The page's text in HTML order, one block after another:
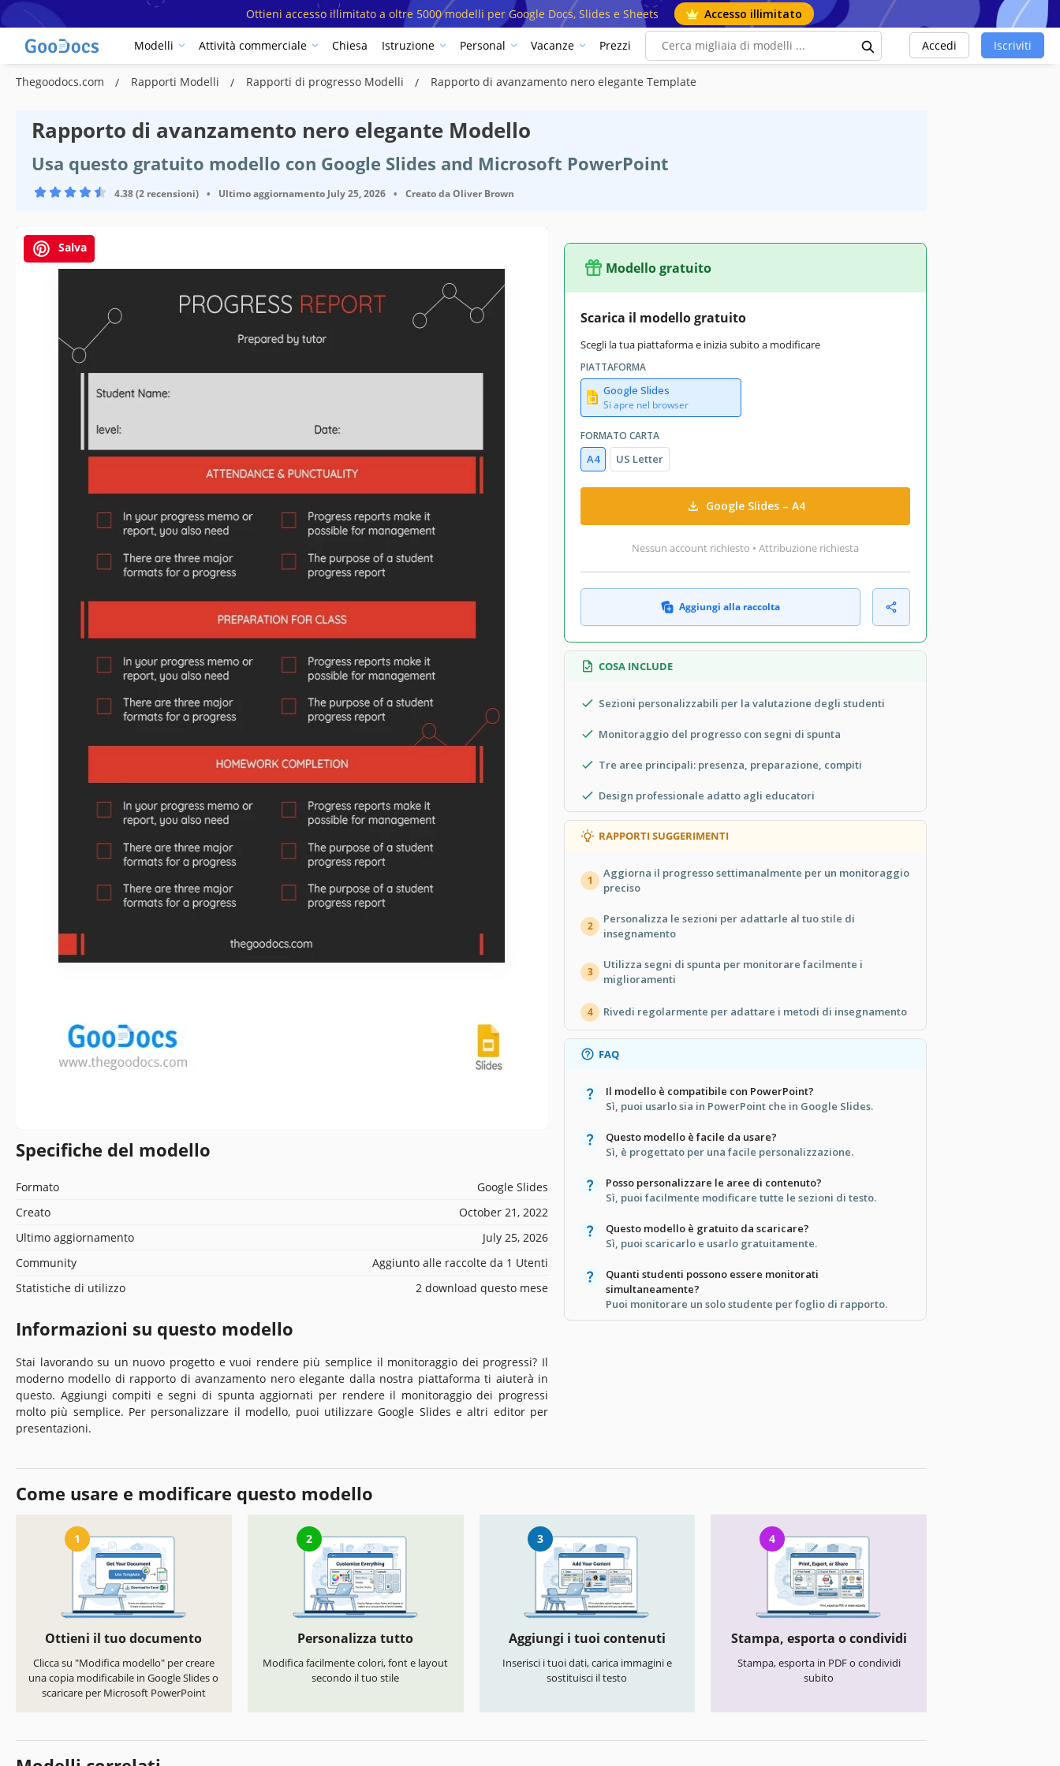
Ottieni accesso illimitato a oltre 5000 modelli per Google Docs, Slides e Sheets Accesso illimitato
Modelli Attività commerciale Chiesa Istruzione Personal Vacanze Prezzi Accedi Iscriviti
Thegoodocs.com Rapporti Modelli Rapporti di progresso Modelli Rapporto di avanzamento nero elegante Template
Rapporto di avanzamento nero elegante Modello
Usa questo gratuito modello con Google Slides and Microsoft PowerPoint
4.38 (2 recensioni) • Ultimo aggiornamento July 25, 2026 • Creato daOliver Brown
Salva
Specifiche del modello
Formato
Google Slides
Creato
October 21, 2022
Ultimo aggiornamento
July 25, 2026
Community
Aggiunto alle raccolte da 1 Utenti
Statistiche di utilizzo
2 download questo mese
Informazioni su questo modello
Stai lavorando su un nuovo progetto e vuoi rendere più semplice il monitoraggio dei progressi? Il
moderno modello di rapporto di avanzamento nero elegante dalla nostra piattaforma ti aiuterà in
questo. Aggiungi compiti e segni di spunta aggiornati per rendere il monitoraggio dei progressi
molto più semplice. Per personalizzare il modello, puoi utilizzare Google Slides e altri editor per
presentazioni.
Modello gratuito
Scarica il modello gratuito
Scegli la tua piattaforma e inizia subito a modificare
PIATTAFORMA
Google Slides
Si apre nel browser
FORMATO CARTA
A4 US Letter
Google Slides – A4
Nessun account richiesto • Attribuzione richiesta
Aggiungi alla raccolta
COSA INCLUDE
Sezioni personalizzabili per la valutazione degli studenti
Monitoraggio del progresso con segni di spunta
Tre aree principali: presenza, preparazione, compiti
Design professionale adatto agli educatori
RAPPORTI SUGGERIMENTI
1
Aggiorna il progresso settimanalmente per un monitoraggio
preciso
2
Personalizza le sezioni per adattarle al tuo stile di
insegnamento
3
Utilizza segni di spunta per monitorare facilmente i
miglioramenti
4 Rivedi regolarmente per adattare i metodi di insegnamento
FAQ
Il modello è compatibile con PowerPoint?
Sì, puoi usarlo sia in PowerPoint che in Google Slides.
Questo modello è facile da usare?
Sì, è progettato per una facile personalizzazione.
Posso personalizzare le aree di contenuto?
Sì, puoi facilmente modificare tutte le sezioni di testo.
Questo modello è gratuito da scaricare?
Sì, puoi scaricarlo e usarlo gratuitamente.
Quanti studenti possono essere monitorati
simultaneamente?
Puoi monitorare un solo studente per foglio di rapporto.
Come usare e modificare questo modello
1
Ottieni il tuo documento
Clicca su "Modifica modello" per creare
una copia modificabile in Google Slides o
scaricare per Microsoft PowerPoint
2
Personalizza tutto
Modifica facilmente colori, font e layout
secondo il tuo stile
3
Aggiungi i tuoi contenuti
Inserisci i tuoi dati, carica immagini e
sostituisci il testo
4
Stampa, esporta o condividi
Stampa, esporta in PDF o condividi
subito